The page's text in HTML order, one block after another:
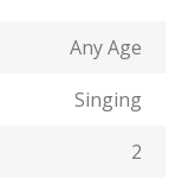
Any Age
Singing
2